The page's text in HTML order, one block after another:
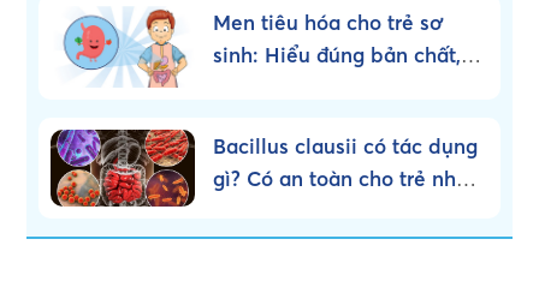
Men tiêu hóa cho trẻ sơ
sinh: Hiểu đúng bản chất,
Bacillus clausii có tác dụng
gì? Có an toàn cho trẻ nhỏ